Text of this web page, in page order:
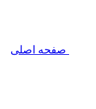
صفحه اصلی